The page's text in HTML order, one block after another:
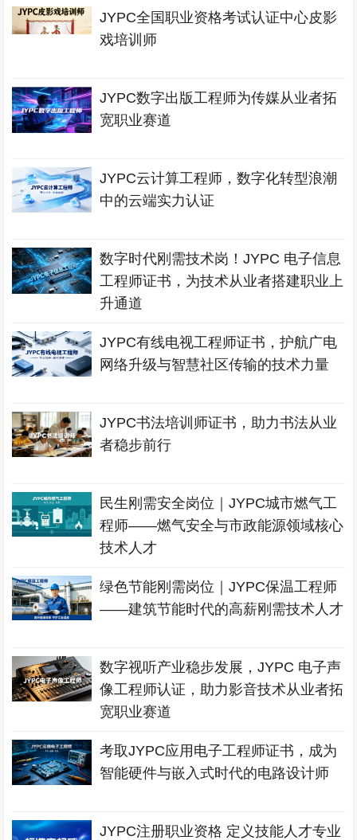
JYPC全国职业资格考试认证中心皮影
戏培训师
JYPC数字出版工程师为传媒从业者拓
宽职业赛道
JYPC云计算工程师，数字化转型浪潮
中的云端实力认证
数字时代刚需技术岗！JYPC 电子信息
工程师证书，为技术从业者搭建职业上
升通道
JYPC有线电视工程师证书，护航广电
网络升级与智慧社区传输的技术力量
JYPC书法培训师证书，助力书法从业
者稳步前行
民生刚需安全岗位｜JYPC城市燃气工
程师——燃气安全与市政能源领域核心
技术人才
绿色节能刚需岗位｜JYPC保温工程师
——建筑节能时代的高薪刚需技术人才
数字视听产业稳步发展，JYPC 电子声
像工程师认证，助力影音技术从业者拓
宽职业赛道
考取JYPC应用电子工程师证书，成为
智能硬件与嵌入式时代的电路设计师
JYPC注册职业资格 定义技能人才专业